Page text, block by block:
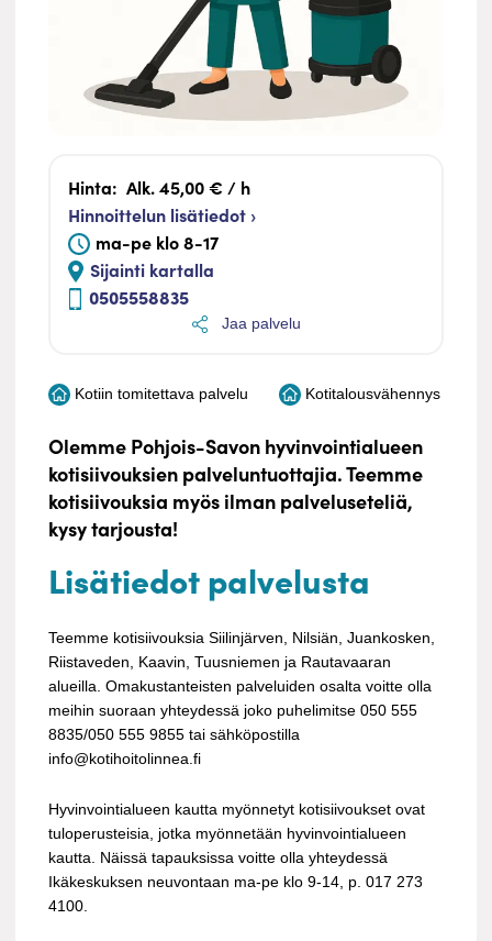
Hinta: Alk. 45,00 € / h
Hinnoittelun lisätiedot ›
ma-pe klo 8-17
Sijainti kartalla
0505558835
Jaa palvelu
Kotiin tomitettava palvelu Kotitalousvähennys
Olemme Pohjois-Savon hyvinvointialueen
kotisiivouksien palveluntuottajia. Teemme
kotisiivouksia myös ilman palveluseteliä,
kysy tarjousta!
Lisätiedot palvelusta
Teemme kotisiivouksia Siilinjärven, Nilsiän, Juankosken,
Riistaveden, Kaavin, Tuusniemen ja Rautavaaran
alueilla. Omakustanteisten palveluiden osalta voitte olla
meihin suoraan yhteydessä joko puhelimitse 050 555
8835/050 555 9855 tai sähköpostilla
info@kotihoitolinnea.fi
Hyvinvointialueen kautta myönnetyt kotisiivoukset ovat
tuloperusteisia, jotka myönnetään hyvinvointialueen
kautta. Näissä tapauksissa voitte olla yhteydessä
Ikäkeskuksen neuvontaan ma-pe klo 9-14, p. 017 273
4100.